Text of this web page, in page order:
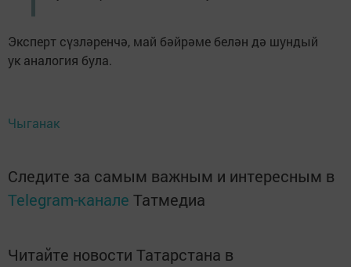
Эксперт сүзләренчә, май бәйрәме белән дә шундый
ук аналогия була.
Чыганак
Следите за самым важным и интересным в
Telegram-канале Татмедиа
Читайте новости Татарстана в